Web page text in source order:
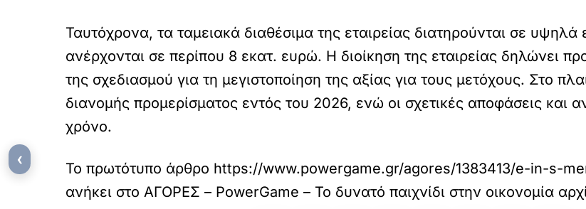
Ταυτόχρονα, τα ταμειακά διαθέσιμα της εταιρείας διατηρούνται σε
ανέρχονται σε περίπου 8 εκατ. ευρώ. Η διοίκηση της εταιρείας δηλώνει
της σχεδιασμού για τη μεγιστοποίηση της αξίας για τους μετόχους. Στο
διανομής προμερίσματος εντός του 2026, ενώ οι σχετικές αποφάσεις και
χρόνο.
Το πρωτότυπο άρθρο https://www.powergame.gr/agores/1383413/e-in-s-
ανήκει στο ΑΓΟΡΕΣ – PowerGame – Το δυνατό παιχνίδι στην οικονομία
‹